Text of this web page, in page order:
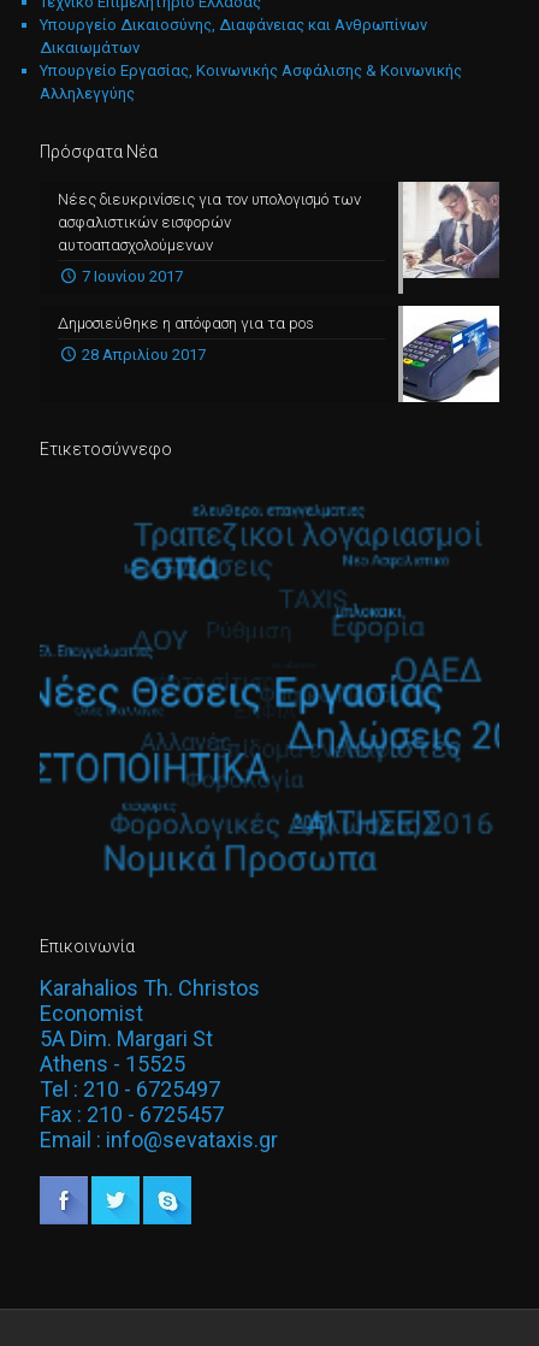
Υπουργείο Δικαιοσύνης, Διαφάνειας και Ανθρωπίνων
Δικαιωμάτων
Υπουργείο Εργασίας, Κοινωνικής Ασφάλισης & Κοινωνικής
Αλληλεγγύης
Πρόσφατα Νέα
Νέες διευκρινίσεις για τον υπολογισμό των
ασφαλιστικών εισφορών
αυτοαπασχολούμενων
7 Ιουνίου 2017
Δημοσιεύθηκε η απόφαση για τα pos
28 Απριλίου 2017
Ετικετοσύννεφο
Επικοινωνία
Karahalios Th. Christos
Economist
5A Dim. Margari St
Athens - 15525
Tel : 210 - 6725497
Fax : 210 - 6725457
Email : info@sevataxis.gr